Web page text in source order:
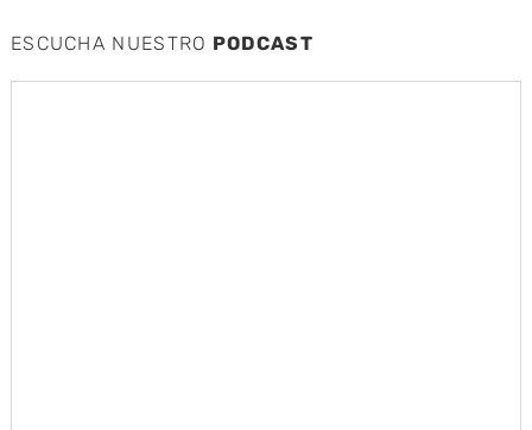
ESCUCHA NUESTRO PODCAST